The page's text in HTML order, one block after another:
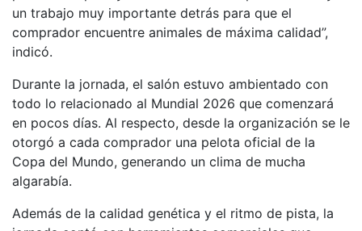
un trabajo muy importante detrás para que el
comprador encuentre animales de máxima calidad”,
indicó.
Durante la jornada, el salón estuvo ambientado con
todo lo relacionado al Mundial 2026 que comenzará
en pocos días. Al respecto, desde la organización se le
otorgó a cada comprador una pelota oficial de la
Copa del Mundo, generando un clima de mucha
algarabía.
Además de la calidad genética y el ritmo de pista, la